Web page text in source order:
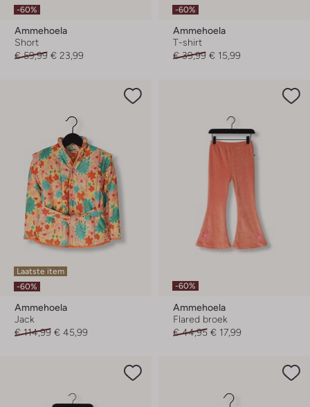
-60%
Ammehoela
Short
€ 59,99 € 23,99
-60%
Ammehoela
T-shirt
€ 39,99 € 15,99
Laatste item
-60%
Ammehoela
Jack
€ 114,99 € 45,99
-60%
Ammehoela
Flared broek
€ 44,95 € 17,99